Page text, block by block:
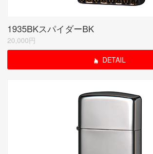
1935BKスパイダーBK
20,000円
DETAIL